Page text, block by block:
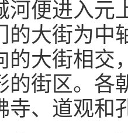
便进入元
的大街为中
的大街相交
的街区。各
寺、道观和